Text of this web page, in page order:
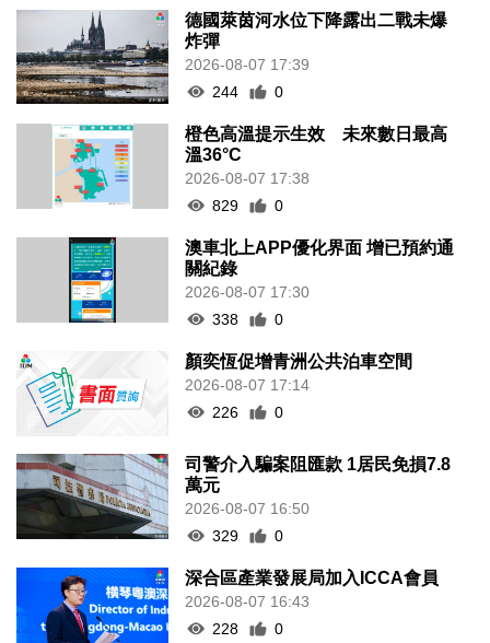
德國萊茵河水位下降露出二戰未爆
炸彈
2026-08-07 17:39
244
0
橙色高溫提示生效 未來數日最高
溫36°C
2026-08-07 17:38
829
0
澳車北上APP優化界面 增已預約通
關紀錄
2026-08-07 17:30
338
0
顏奕恆促增青洲公共泊車空間
2026-08-07 17:14
226
0
司警介入騙案阻匯款 1居民免損7.8
萬元
2026-08-07 16:50
329
0
深合區產業發展局加入ICCA會員
2026-08-07 16:43
228
0